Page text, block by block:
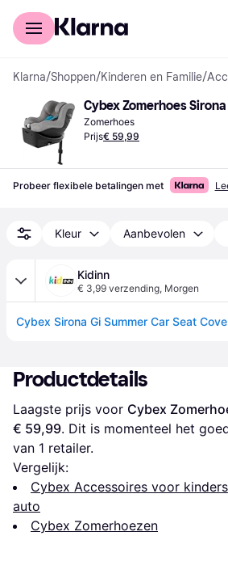
Voor shoppers
Klarna/Shoppen/Kinderen en Familie/
Cybex Zomerhoes
Zomerhoes
Prijs€ 59,99
Probeer flexibele betalingen met
Kleur Aanbevolen
Kidinn
€ 3,99 verzending, Morgen
Productdetails
Laagste prijs voor Cybex
€ 59,99. Dit is momenteel het
van 1 retailer.
Vergelijk:
Cybex Accessoires voor
auto
Cybex Zomerhoezen